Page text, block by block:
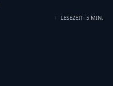
LESEZEIT: 5 MIN.